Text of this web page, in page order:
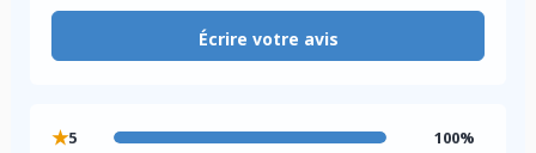
Écrire votre avis
★5 100%